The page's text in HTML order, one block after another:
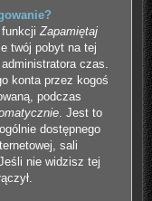
Zapamiętaj
twój pobyt na tej
czas.
konta przez kogoś
podczas
. Jest to
dostępnego
sali
nie widzisz tej